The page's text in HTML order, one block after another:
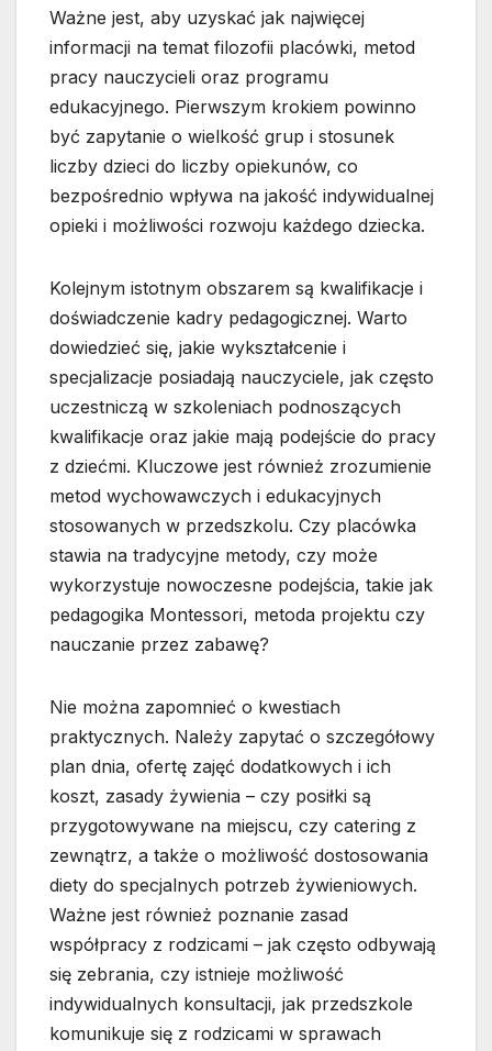
Ważne jest, aby uzyskać jak najwięcej
informacji na temat filozofii placówki, metod
pracy nauczycieli oraz programu
edukacyjnego. Pierwszym krokiem powinno
być zapytanie o wielkość grup i stosunek
liczby dzieci do liczby opiekunów, co
bezpośrednio wpływa na jakość indywidualnej
opieki i możliwości rozwoju każdego dziecka.
Kolejnym istotnym obszarem są kwalifikacje i
doświadczenie kadry pedagogicznej. Warto
dowiedzieć się, jakie wykształcenie i
specjalizacje posiadają nauczyciele, jak często
uczestniczą w szkoleniach podnoszących
kwalifikacje oraz jakie mają podejście do pracy
z dziećmi. Kluczowe jest również zrozumienie
metod wychowawczych i edukacyjnych
stosowanych w przedszkolu. Czy placówka
stawia na tradycyjne metody, czy może
wykorzystuje nowoczesne podejścia, takie jak
pedagogika Montessori, metoda projektu czy
nauczanie przez zabawę?
Nie można zapomnieć o kwestiach
praktycznych. Należy zapytać o szczegółowy
plan dnia, ofertę zajęć dodatkowych i ich
koszt, zasady żywienia – czy posiłki są
przygotowywane na miejscu, czy catering z
zewnątrz, a także o możliwość dostosowania
diety do specjalnych potrzeb żywieniowych.
Ważne jest również poznanie zasad
współpracy z rodzicami – jak często odbywają
się zebrania, czy istnieje możliwość
indywidualnych konsultacji, jak przedszkole
komunikuje się z rodzicami w sprawach